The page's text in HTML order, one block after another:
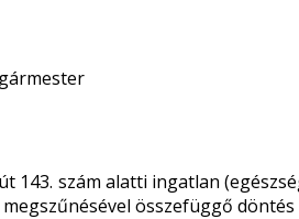
143. szám alatti ingatlan
összefüggő döntés